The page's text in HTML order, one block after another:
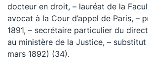
docteur en droit, – lauréat de la
avocat à la Cour d’appel de Paris, –
1891, – secrétaire particulier du
au ministère de la Justice, –
mars 1892) (34).
Le Concours de la Conférence
La Conférence Berryer
La Petite Conférence